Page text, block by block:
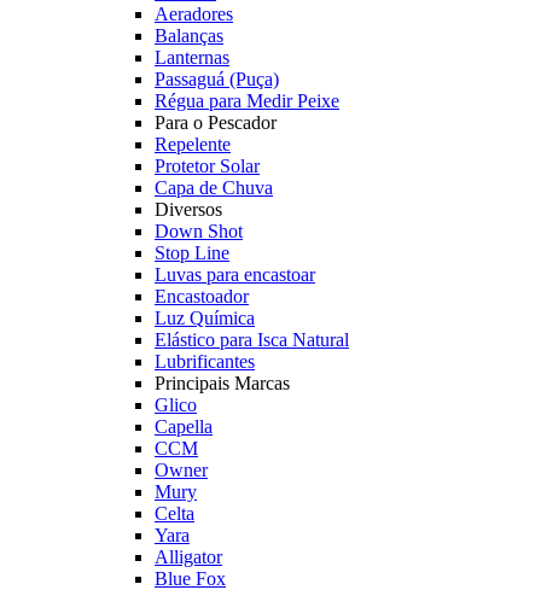
Aeradores
Balanças
Lanternas
Passaguá (Puça)
Régua para Medir Peixe
Para o Pescador
Repelente
Protetor Solar
Capa de Chuva
Diversos
Down Shot
Stop Line
Luvas para encastoar
Encastoador
Luz Química
Elástico para Isca Natural
Lubrificantes
Principais Marcas
Glico
Capella
CCM
Owner
Mury
Celta
Yara
Alligator
Blue Fox